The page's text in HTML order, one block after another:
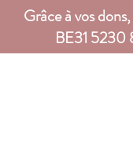
Grâce à vos
BE31 5230